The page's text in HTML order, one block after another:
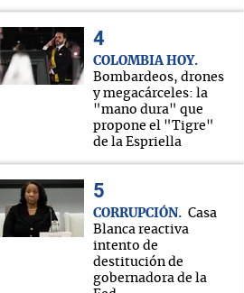
COLOMBIA HOY
Bombardeos, drones
y megacárceles: la
"mano dura" que
propone el "Tigre"
de la Espriella
CORRUPCIÓN
Casa
Blanca reactiva
intento de
destitución de
gobernadora de la